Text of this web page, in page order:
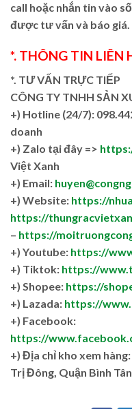
call hoặc nhắn tin vào
được tư vấn và báo giá.
*. THÔNG TIN LIÊN
*. TƯ VẤN TRỰC TIẾP
CÔNG TY TNHH SẢN
+) Hotline (24/7):
doanh
+) Zalo tại đây =>
Việt Xanh
+) Email:
+) Website: https://
https://
– https://
+) Youtube: https://
+) Tiktok: https://
+) Shopee: https://
+) Lazada: https://
+) Facebook:
https://
+) Địa chỉ kho xem
Trị Đông, Quận Bình